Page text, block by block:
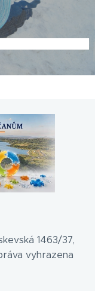
1463/37,
vyhrazena